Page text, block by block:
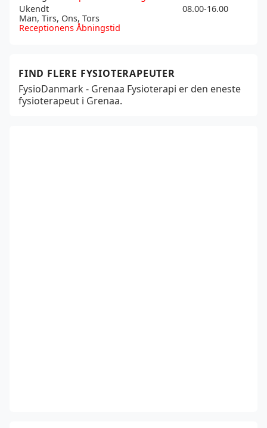
Ukendt
08.00-16.00
Man, Tirs, Ons, Tors
Receptionens Åbningstid
FIND FLERE FYSIOTERAPEUTER
FysioDanmark - Grenaa Fysioterapi er den eneste
fysioterapeut i Grenaa.